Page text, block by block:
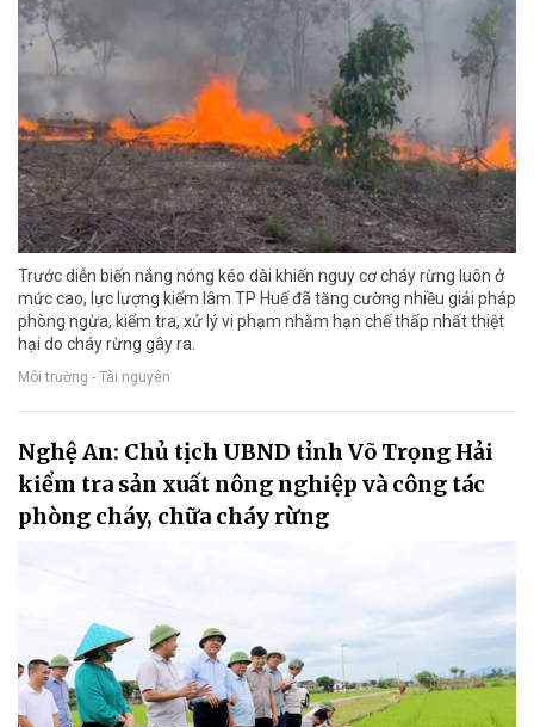
Trước diễn biến nắng nóng kéo dài khiến nguy cơ cháy rừng luôn ở
mức cao, lực lượng kiểm lâm TP Huế đã tăng cường nhiều giải pháp
phòng ngừa, kiểm tra, xử lý vi phạm nhằm hạn chế thấp nhất thiệt
hại do cháy rừng gây ra.
Môi trường - Tài nguyên
Nghệ An: Chủ tịch UBND tỉnh Võ Trọng Hải
kiểm tra sản xuất nông nghiệp và công tác
phòng cháy, chữa cháy rừng